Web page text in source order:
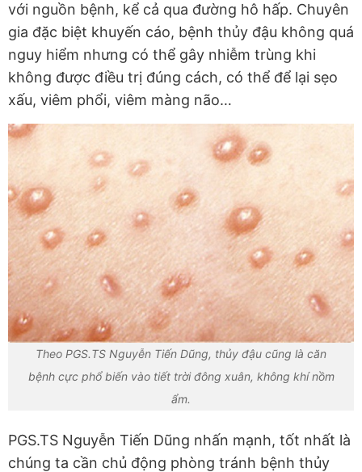
với nguồn bệnh, kể cả qua đường hô hấp. Chuyên
gia đặc biệt khuyến cáo, bệnh thủy đậu không quá
nguy hiểm nhưng có thể gây nhiễm trùng khi
không được điều trị đúng cách, có thể để lại sẹo
xấu, viêm phổi, viêm màng não…
Theo PGS.TS Nguyễn Tiến Dũng, thủy đậu cũng là căn
bệnh cực phổ biến vào tiết trời đông xuân, không khí nồm
ẩm.
PGS.TS Nguyễn Tiến Dũng nhấn mạnh, tốt nhất là
chúng ta cần chủ động phòng tránh bệnh thủy